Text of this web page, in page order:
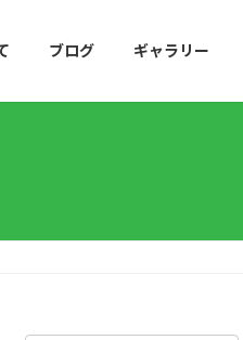
ブログ ギャラリー